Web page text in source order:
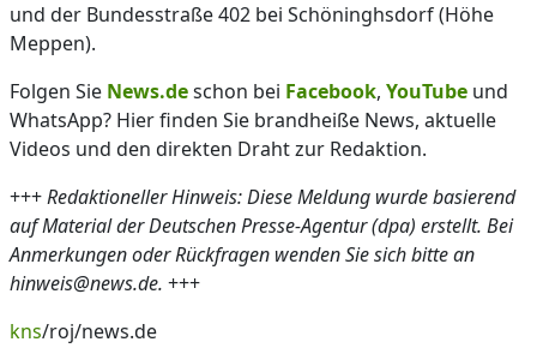
und der Bundesstraße 402 bei Schöninghsdorf (Höhe
Meppen).
Folgen Sie News.deschon bei Facebook, YouTube und
WhatsApp? Hier finden Sie brandheiße News, aktuelle
Videos und den direkten Draht zur Redaktion.
+++Redaktioneller Hinweis: Diese Meldung wurde basierend
auf Material der Deutschen Presse-Agentur (dpa) erstellt. Bei
Anmerkungen oder Rückfragen wenden Sie sich bitte an
hinweis@news.de. +++
kns/roj/news.de